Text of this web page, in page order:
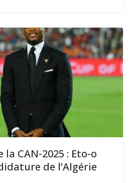
CAN-2025 : Eto-o
de l’Algérie